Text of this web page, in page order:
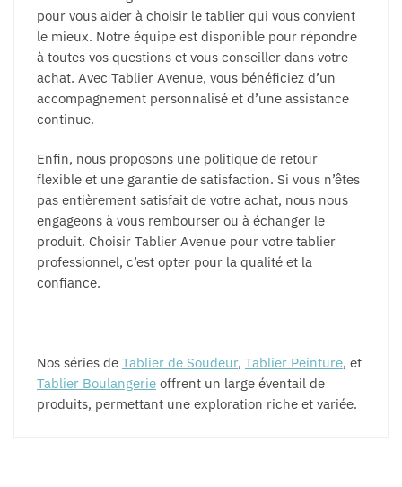
pour vous aider à choisir le tablier qui vous convient
le mieux. Notre équipe est disponible pour répondre
à toutes vos questions et vous conseiller dans votre
achat. Avec Tablier Avenue, vous bénéficiez d’un
accompagnement personnalisé et d’une assistance
continue.
Enfin, nous proposons une politique de retour
flexible et une garantie de satisfaction. Si vous n’êtes
pas entièrement satisfait de votre achat, nous nous
engageons à vous rembourser ou à échanger le
produit. Choisir Tablier Avenue pour votre tablier
professionnel, c’est opter pour la qualité et la
confiance.
Nos séries de Tablier de Soudeur, Tablier Peinture, et
Tablier Boulangerie offrent un large éventail de
produits, permettant une exploration riche et variée.